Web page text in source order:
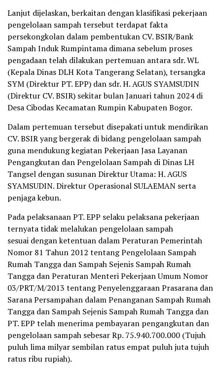
Lanjut dijelaskan, berkaitan dengan klasifikasi pekerjaan
pengelolaan sampah tersebut terdapat fakta
persekongkolan dalam pembentukan CV. BSIR/Bank
Sampah Induk Rumpintama dimana sebelum proses
pengadaan telah dilakukan pertemuan antara sdr. WL
(Kepala Dinas DLH Kota Tangerang Selatan), tersangka
SYM (Direktur PT. EPP) dan sdr. H. AGUS SYAMSUDIN
(Direktur CV. BSIR) sekitar bulan Januari tahun 2024 di
Desa Cibodas Kecamatan Rumpin Kabupaten Bogor.
Dalam pertemuan tersebut disepakati untuk mendirikan
CV. BSIR yang bergerak di bidang pengelolaan sampah
guna mendukung kegiatan Pekerjaan Jasa Layanan
Pengangkutan dan Pengelolaan Sampah di Dinas LH
Tangsel dengan susunan Direktur Utama: H. AGUS
SYAMSUDIN. Direktur Operasional SULAEMAN serta
penjaga kebun.
Pada pelaksanaan PT. EPP selaku pelaksana pekerjaan
ternyata tidak melalukan pengelolaan sampah
sesuai dengan ketentuan dalam Peraturan Pemerintah
Nomor 81 Tahun 2012 tentang Pengelolaan Sampah
Rumah Tangga dan Sampah Sejenis Sampah Rumah
Tangga dan Peraturan Menteri Pekerjaan Umum Nomor
03/PRT/M/2013 tentang Penyelenggaraan Prasarana dan
Sarana Persampahan dalam Penanganan Sampah Rumah
Tangga dan Sampah Sejenis Sampah Rumah Tangga dan
PT. EPP telah menerima pembayaran pengangkutan dan
pengelolaan sampah sebesar Rp. 75.940.700.000 (Tujuh
puluh lima milyar sembilan ratus empat puluh juta tujuh
ratus ribu rupiah).